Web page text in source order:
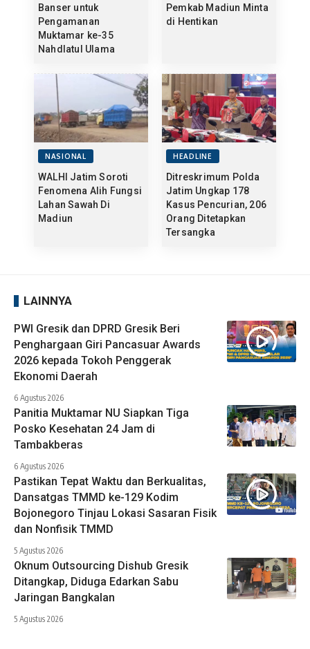
Banser untuk
Pengamanan
Muktamar ke-35
Nahdlatul Ulama
Pemkab Madiun Minta
di Hentikan
NASIONAL
WALHI Jatim Soroti
Fenomena Alih Fungsi
Lahan Sawah Di
Madiun
HEADLINE
Ditreskrimum Polda
Jatim Ungkap 178
Kasus Pencurian, 206
Orang Ditetapkan
Tersangka
LAINNYA
PWI Gresik dan DPRD Gresik Beri
Penghargaan Giri Pancasuar Awards
2026 kepada Tokoh Penggerak
Ekonomi Daerah
6 Agustus 2026
Panitia Muktamar NU Siapkan Tiga
Posko Kesehatan 24 Jam di
Tambakberas
6 Agustus 2026
Pastikan Tepat Waktu dan Berkualitas,
Dansatgas TMMD ke-129 Kodim
Bojonegoro Tinjau Lokasi Sasaran Fisik
dan Nonfisik TMMD
5 Agustus 2026
Oknum Outsourcing Dishub Gresik
Ditangkap, Diduga Edarkan Sabu
Jaringan Bangkalan
5 Agustus 2026